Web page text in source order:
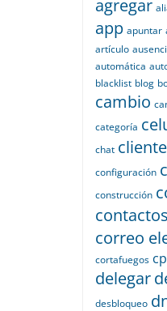
agregar
app apuntar
artículo
automática
blacklist blog
cambio
categoría
chat cliente
configuración
construcción
contactos
correo
cortafuegos
delegar
desbloqueo